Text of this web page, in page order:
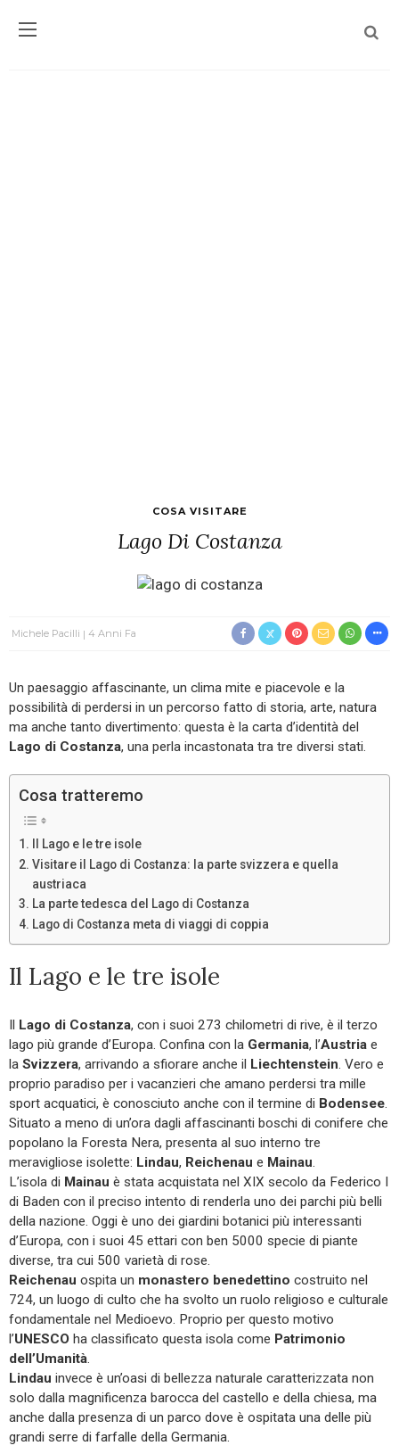
COSA VISITARE
Lago Di Costanza
Michele Pacilli 4 Anni Fa
Un paesaggio affascinante, un clima mite e piacevole e la
possibilità di perdersi in un percorso fatto di storia, arte, natura
ma anche tanto divertimento: questa è la carta d’identità del
Lago di Costanza, una perla incastonata tra tre diversi stati.
Cosa tratteremo
Il Lago e le tre isole
Visitare il Lago di Costanza: la parte svizzera e quella
austriaca
La parte tedesca del Lago di Costanza
Lago di Costanza meta di viaggi di coppia
Il Lago e le tre isole
Il Lago di Costanza, con i suoi 273 chilometri di rive, è il terzo
lago più grande d’Europa. Confina con la Germania, l’Austria e
la Svizzera, arrivando a sfiorare anche il Liechtenstein. Vero e
proprio paradiso per i vacanzieri che amano perdersi tra mille
sport acquatici, è conosciuto anche con il termine di Bodensee.
Situato a meno di un’ora dagli affascinanti boschi di conifere che
popolano la Foresta Nera, presenta al suo interno tre
meravigliose isolette: Lindau, Reichenau e Mainau.
L’isola di Mainau è stata acquistata nel XIX secolo da Federico I
di Baden con il preciso intento di renderla uno dei parchi più belli
della nazione. Oggi è uno dei giardini botanici più interessanti
d’Europa, con i suoi 45 ettari con ben 5000 specie di piante
diverse, tra cui 500 varietà di rose.
Reichenau ospita un monastero benedettino costruito nel
724, un luogo di culto che ha svolto un ruolo religioso e culturale
fondamentale nel Medioevo. Proprio per questo motivo
l’UNESCO ha classificato questa isola come Patrimonio
dell’Umanità.
Lindau invece è un’oasi di bellezza naturale caratterizzata non
solo dalla magnificenza barocca del castello e della chiesa, ma
anche dalla presenza di un parco dove è ospitata una delle più
grandi serre di farfalle della Germania.